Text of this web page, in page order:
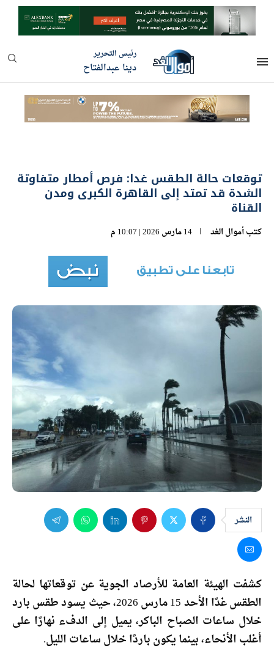
رئيس التحرير
دينا عبدالفتاح
توقعات حالة الطقس غدا: فرص أمطار متفاوتة
الشدة قد تمتد إلى القاهرة الكبرى ومدن
القناة
كتبأموال الغد 14 مارس 2026 | 10:07 م
النشر
كشفت الهيئة العامة للأرصاد الجوية عن توقعاتها لحالة
الطقس غدًا الأحد 15 مارس 2026، حيث يسود طقس بارد
خلال ساعات الصباح الباكر، يميل إلى الدفء نهارًا على
أغلب الأنحاء، بينما يكون باردًا خلال ساعات الليل.